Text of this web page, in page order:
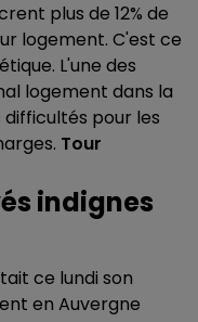
plus de 12% de
logement. C'est ce
L'une des
logement dans la
pour les
Tour
indignes
ce lundi son
en Auvergne